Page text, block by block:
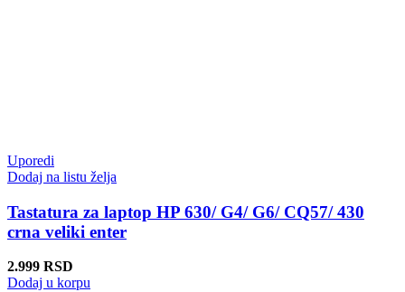
Uporedi
Dodaj na listu želja
Tastatura za laptop HP 630/ G4/ G6/ CQ57/ 430
crna veliki enter
2.999 RSD
Dodaj u korpu